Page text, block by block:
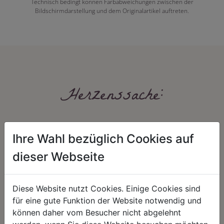
Technisch bedingt können Farbabweichungen zwischen der
Bildschirmdarstellung und dem Originalartikel auftreten.
Herzenssache:
HARMONIE
Unser Sortiment steht für ein
positives Lebensgefühl. Wir
FAIRNESS
Nicht immer ist der günstigste Preis
auch ein guter Preis. Wir handeln
Ihre Wahl bezüglich Cookies auf
dieser Webseite
Diese Website nutzt Cookies. Einige Cookies sind
für eine gute Funktion der Website notwendig und
können daher vom Besucher nicht abgelehnt